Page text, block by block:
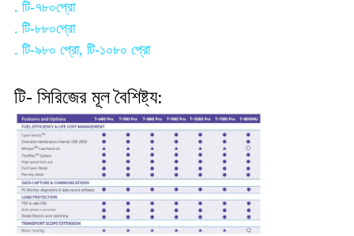
. টি-৭৮০প্রো
. টি-৮৮০প্রো
. টি-৯৮০ প্রো, টি-১০৮০ প্রো
টি- সিরিজের মূল বৈশিষ্ট্য: